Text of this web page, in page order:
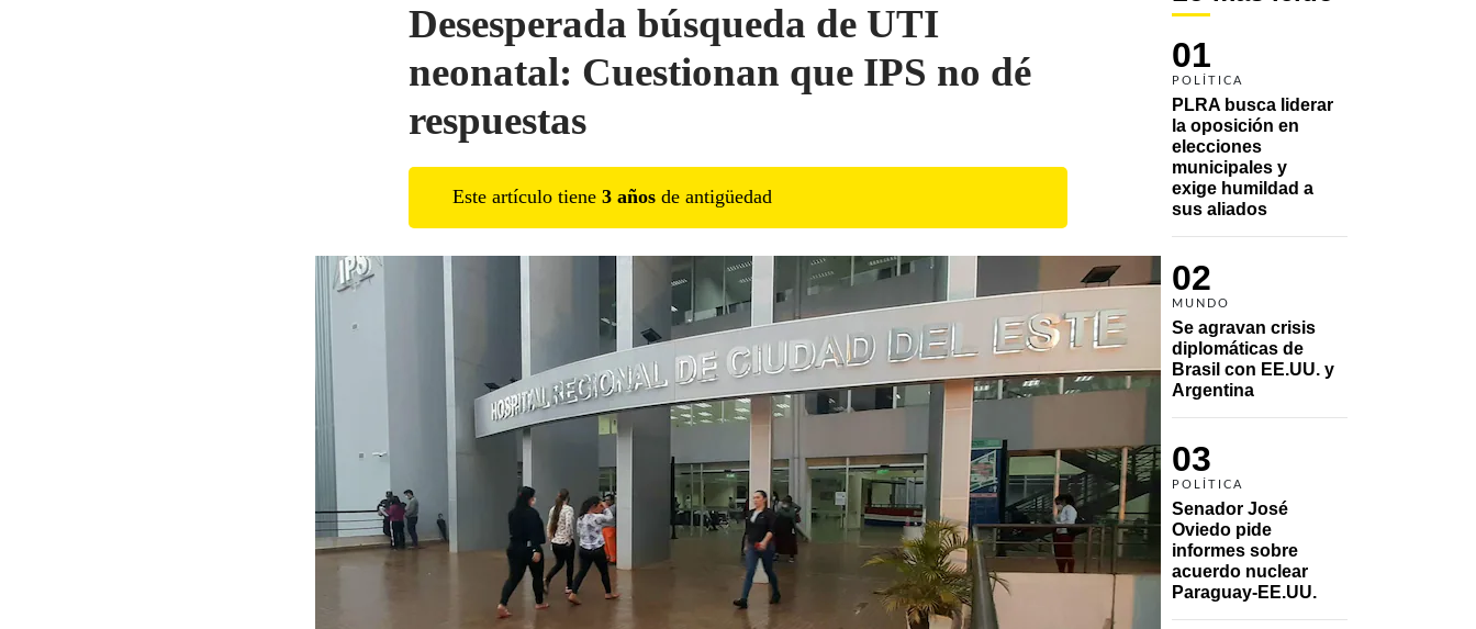
01
POLÍTICA
PLRA busca liderar
la oposición en
elecciones
municipales y
exige humildad a
sus aliados
02
MUNDO
Se agravan crisis
diplomáticas de
Brasil con EE.UU. y
Argentina
03
POLÍTICA
Senador José
Oviedo pide
informes sobre
acuerdo nuclear
Paraguay-EE.UU.
Desesperada búsqueda de UTI
neonatal: Cuestionan que IPS no dé
respuestas
Este artículo tiene 3 años de antigüedad